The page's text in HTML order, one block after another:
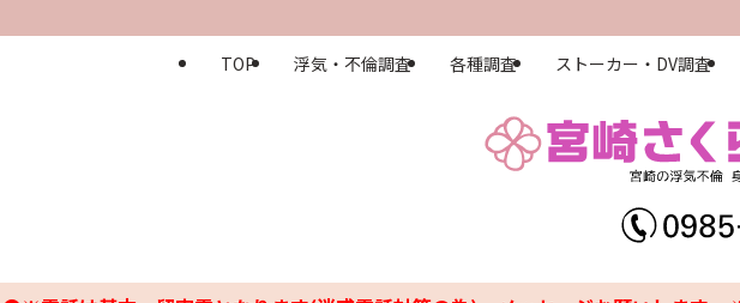
TOP 浮気・不倫調査 各種調査 ストーカー・DV調査